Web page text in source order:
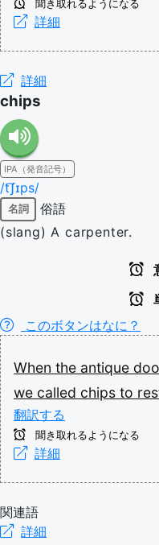
聞き取れるようになる
詳細
詳細
chips
IPA（発音記号）
/t͡ʃɪps/
名詞
俗語
(slang) A carpenter.
このボタンはなに？
When the antique
we called chips to
翻訳する
聞き取れるようになる
詳細
関連語
詳細